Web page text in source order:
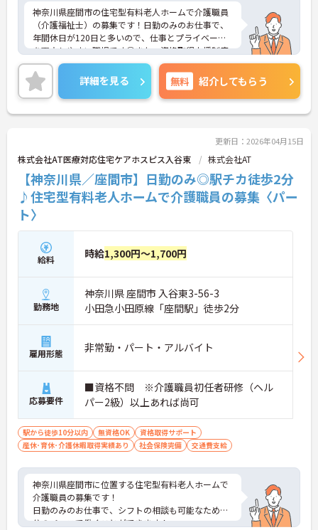
神奈川県座間市の住宅型有料老人ホームで介護職員
（介護福祉士）の募集です！日勤のみのお仕事で、
年間休日が120日と多いので、仕事とプライベート
を両立しやすい職場です◎また、資格取得支援制度
ありで働きながらスキルアップを目指せます♪ご興
味のある方は面接ポイントをお伝えしますので、お
気軽にご連絡ください！
詳細を見る 無料 紹介してもらう
更新日：2026年04月15日
株式会社AT医療対応住宅ケアホスピス入谷東 株式会社AT
【神奈川県／座間市】日勤のみ◎駅チカ徒歩2分
♪住宅型有料老人ホームで介護職員の募集〈パー
ト〉
給料 時給1,300円～1,700円
勤務地
神奈川県 座間市 入谷東3-56-3
小田急小田原線「座間駅」徒歩2分
雇用形態 非常勤・パート・アルバイト
応募要件
■資格不問 ※介護職員初任者研修（ヘル
パー2級）以上あれば尚可
駅から徒歩10分以内 無資格OK
資格取得サポート
産休･育休･介護休暇取得実績あり
社会保険完備 交通費支給
神奈川県座間市に位置する住宅型有料老人ホームで
介護職員の募集です！
日勤のみのお仕事で、シフトの相談も可能なため自
分のペースで働くことができます！